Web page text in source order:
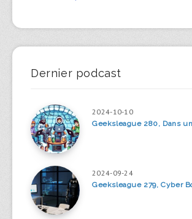
Dernier podcast
2024-10-10
Geeksleague 280, Dans
2024-09-24
Geeksleague 279, Cyber